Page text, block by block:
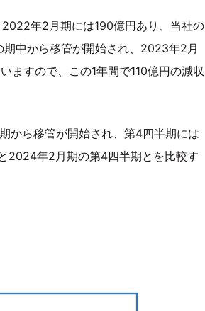
年2月期には190億円あり、当社の
中から移管が開始され、2023年2月
すので、この1年間で110億円の減収
から移管が開始され、第4四半期には
2024年2月期の第4四半期とを比較す